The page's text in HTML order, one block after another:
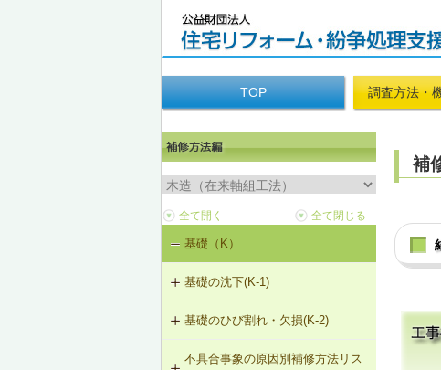
TOP 調査方法・
基礎（K）
基礎の沈下(K-1)
K-1-101 土台をジャッキアップのう
え、基礎の再施工
基礎のひび割れ・欠損(K-2)
K-2-501 樹脂注入工法
不具合事象の原因別補修方法リス
補